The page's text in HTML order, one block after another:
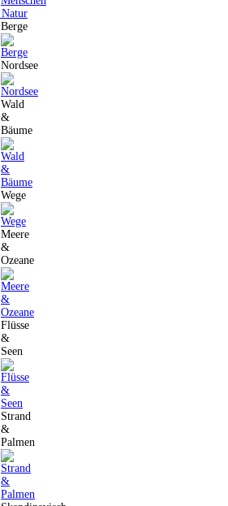
Berge
Nordsee
Wald
&
Bäume
Wege
Meere
&
Ozeane
Flüsse
&
Seen
Strand
&
Palmen